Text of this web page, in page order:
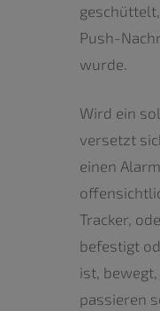
Push-
wurde.
Wird ein
versetzt
einen
Tracker,
befestigt
ist,
passieren